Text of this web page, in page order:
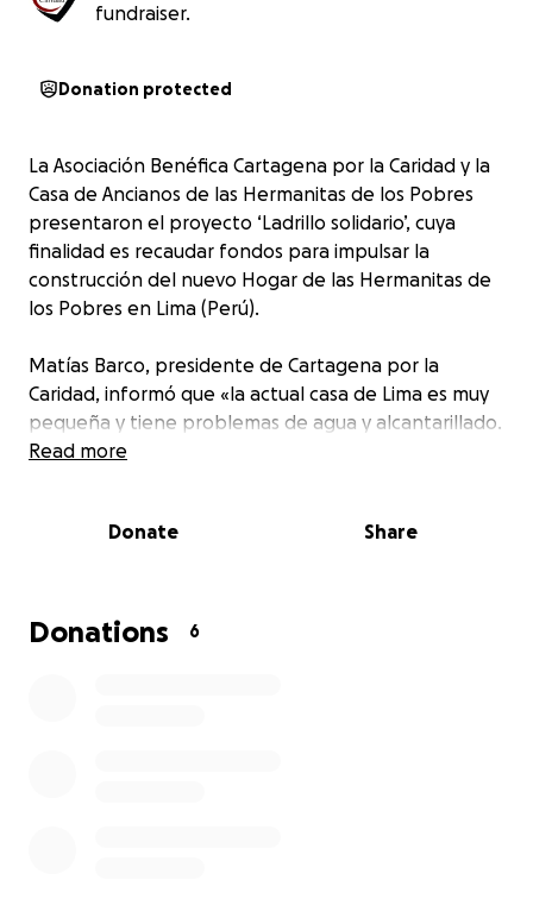
fundraiser.
Donation protected
La Asociación Benéfica Cartagena por la Caridad y la
Casa de Ancianos de las Hermanitas de los Pobres
presentaron el proyecto ‘Ladrillo solidario’, cuya
finalidad es recaudar fondos para impulsar la
construcción del nuevo Hogar de las Hermanitas de
los Pobres en Lima (Perú).
Matías Barco, presidente de Cartagena por la
Caridad, informó que «la actual casa de Lima es muy
pequeña y tiene problemas de agua y alcantarillado.
Se podría decir que viven en ‘barracones’. Sin
instalaciones, las hermanas les dan mucho amor».
Superiora de la Casa de Ancianos, afirmó que «Como
Read more
Donate Share
Donations 6